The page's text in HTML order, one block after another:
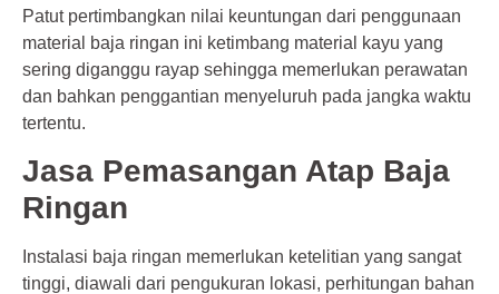
Patut pertimbangkan nilai keuntungan dari penggunaan
material baja ringan ini ketimbang material kayu yang
sering diganggu rayap sehingga memerlukan perawatan
dan bahkan penggantian menyeluruh pada jangka waktu
tertentu.
Jasa Pemasangan Atap Baja
Ringan
Instalasi baja ringan memerlukan ketelitian yang sangat
tinggi, diawali dari pengukuran lokasi, perhitungan bahan